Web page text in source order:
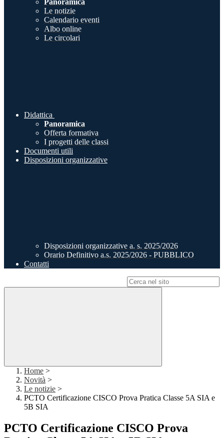
Panoramica
Le notizie
Calendario eventi
Albo online
Le circolari
Didattica
Panoramica
Offerta formativa
I progetti delle classi
Documenti utili
Disposizioni organizzative
Disposizioni organizzative a. s. 2025/2026
Orario Definitivo a.s. 2025/2026 - PUBBLICO
Contatti
Home >
Novità >
Le notizie >
PCTO Certificazione CISCO Prova Pratica Classe 5A SIA e
5B SIA
PCTO Certificazione CISCO Prova